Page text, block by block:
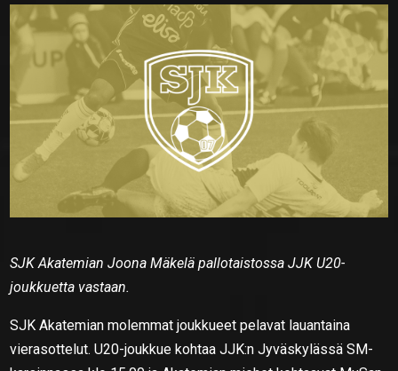
SJK Akatemian Joona Mäkelä pallotaistossa JJK U20-
joukkuetta vastaan.
SJK Akatemian molemmat joukkueet pelavat lauantaina
vierasottelut. U20-joukkue kohtaa JJK:n Jyväskylässä SM-